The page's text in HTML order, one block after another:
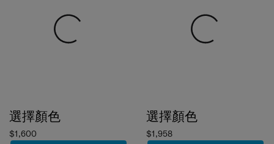
選擇顏色
$1,600
選擇顏色
$1,958